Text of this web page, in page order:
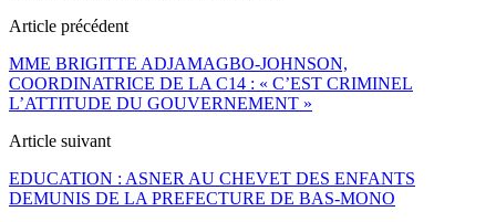
Article précédent
MME BRIGITTE ADJAMAGBO-JOHNSON,
COORDINATRICE DE LA C14 : « C’EST CRIMINEL
L’ATTITUDE DU GOUVERNEMENT »
Article suivant
EDUCATION : ASNER AU CHEVET DES ENFANTS
DEMUNIS DE LA PREFECTURE DE BAS-MONO